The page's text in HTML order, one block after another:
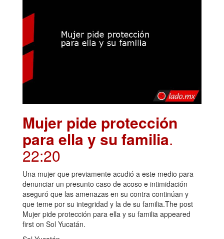
Mujer pide protección
para ella y su familia.
22:20
Una mujer que previamente acudió a este medio para
denunciar un presunto caso de acoso e intimidación
aseguró que las amenazas en su contra continúan y
que teme por su integridad y la de su familia.The post
Mujer pide protección para ella y su familia appeared
first on Sol Yucatán.